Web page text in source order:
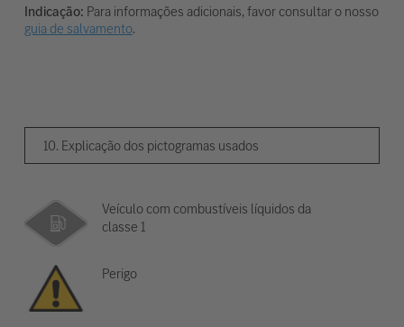
Indicação: Para informações adicionais, favor consultar o nosso
guia de salvamento.
10. Explicação dos pictogramas usados
Veículo com combustíveis líquidos da
classe 1
Perigo